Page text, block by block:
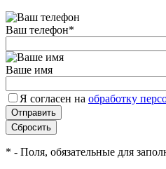
Ваш телефон*
Ваше имя
Я согласен на обработку
* - Поля, обязательные для